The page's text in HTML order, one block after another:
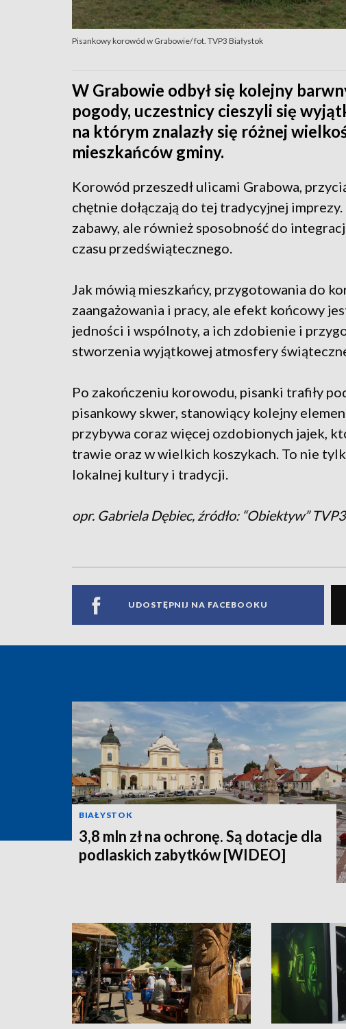
Pisankowy korowód w Grabowie/ fot. TVP3 Białystok
W Grabowie odbył się kolejny
pogody, uczestnicy cieszyli się
na którym znalazły się różnej
mieszkańców gminy.
Korowód przeszedł ulicami Grabowa,
chętnie dołączają do tej tradycyjnej
zabawy, ale również sposobność do
czasu przedświątecznego.
Jak mówią mieszkańcy, przygotowania do
zaangażowania i pracy, ale efekt końcowy
jedności i wspólnoty, a ich zdobienie i
stworzenia wyjątkowej atmosfery
Po zakończeniu korowodu, pisanki trafiły
pisankowy skwer, stanowiący kolejny
przybywa coraz więcej ozdobionych jajek,
trawie oraz w wielkich koszykach. To nie
lokalnej kultury i tradycji.
opr. Gabriela Dębiec, źródło: “Obiektyw”
UDOSTĘPNIJ NA FACEBOOKU
BIAŁYSTOK
3,8 mln zł na ochronę. Są dotacje dla
podlaskich zabytków [WIDEO]